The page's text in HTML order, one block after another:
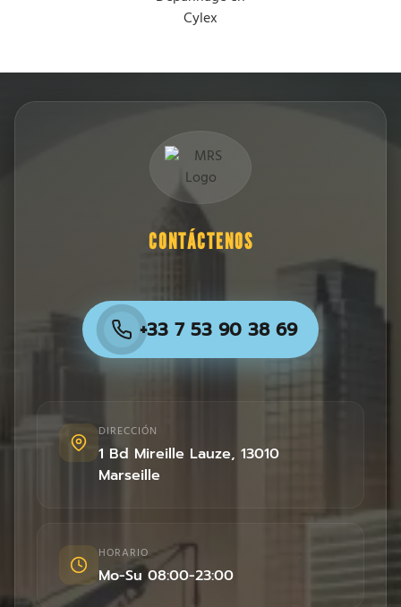
CONTÁCTENOS
+33 7 53 90 38 69
DIRECCIÓN
1 Bd Mireille Lauze, 13010
Marseille
HORARIO
Mo-Su 08:00-23:00